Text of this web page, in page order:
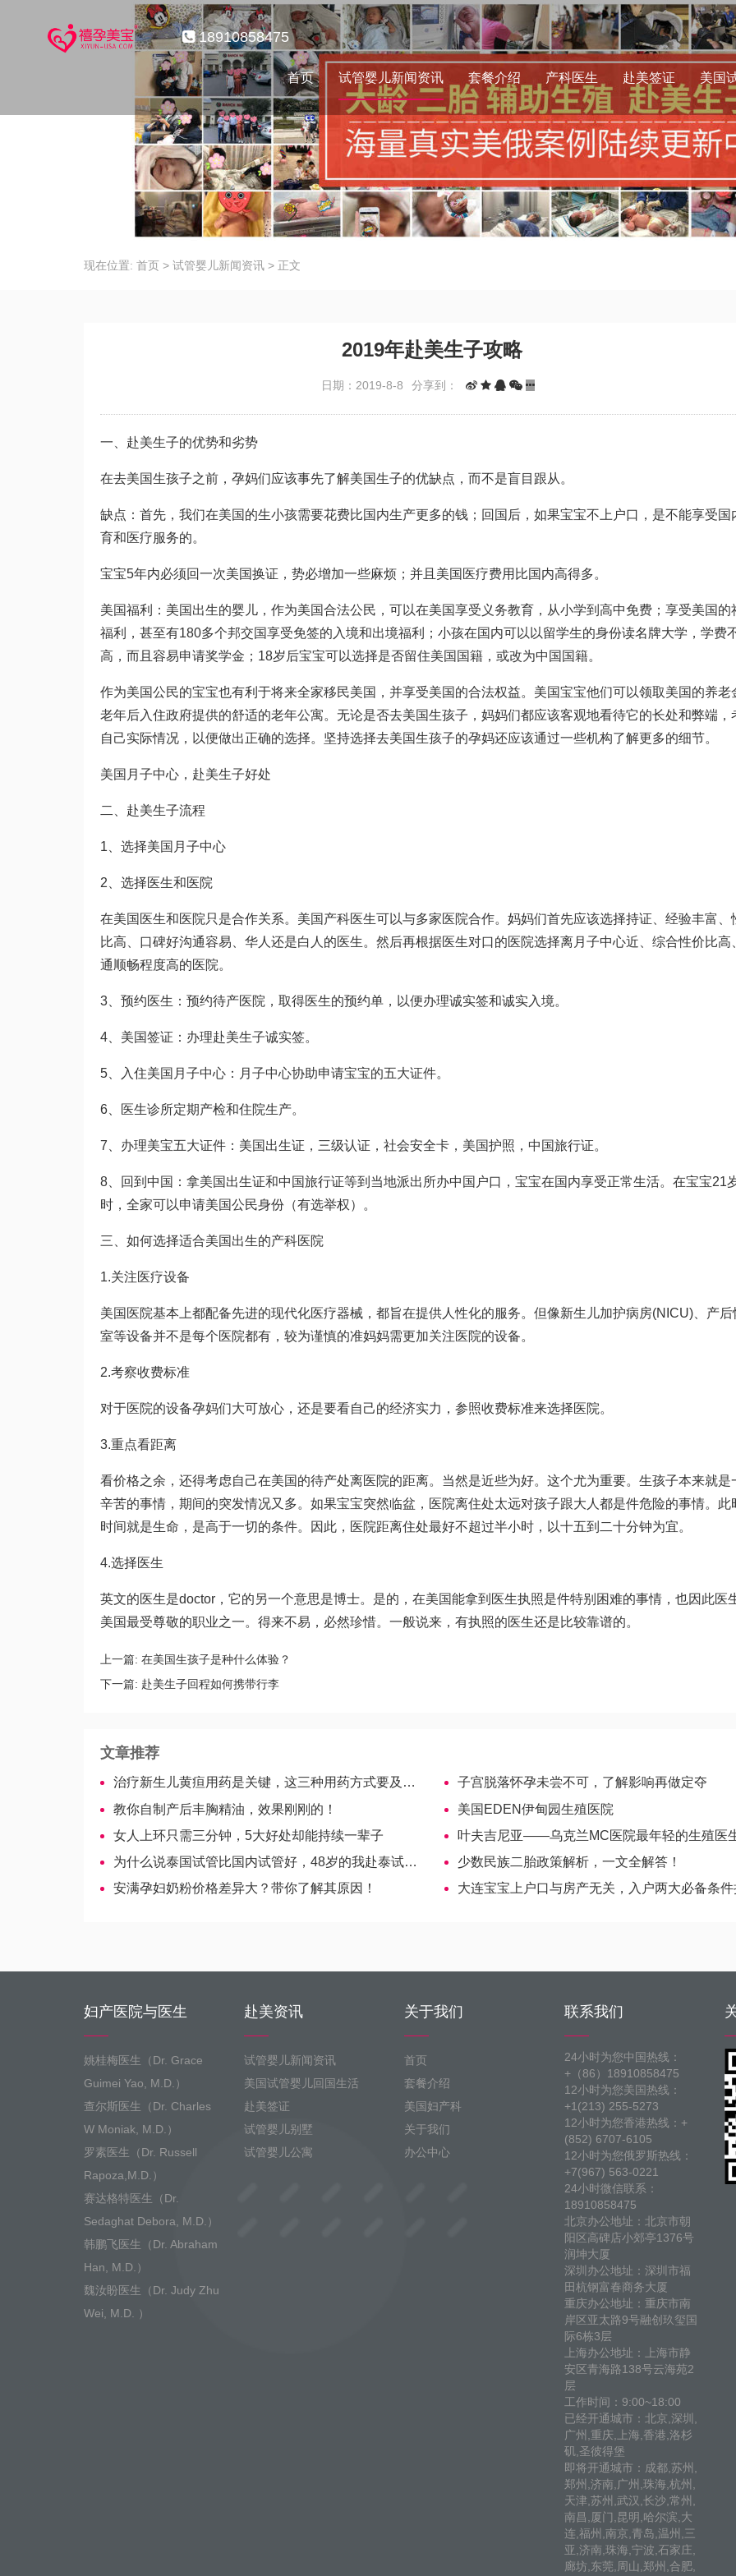
18910858475
首页 试管婴儿新闻资讯 套餐介绍 产科医生 赴美签证 美国
现在位置: 首页 > 试管婴儿新闻资讯 > 正文
2019年赴美生子攻略
日期：2019-8-8 分享到：
一、赴美生子的优势和劣势
在去美国生孩子之前，孕妈们应该事先了解美国生子的优缺点，而不是盲目跟从。
缺点：首先，我们在美国的生小孩需要花费比国内生产更多的钱；回国后，如果宝宝不上户口，是不能享受国
育和医疗服务的。
宝宝5年内必须回一次美国换证，势必增加一些麻烦；并且美国医疗费用比国内高得多。
美国福利：美国出生的婴儿，作为美国合法公民，可以在美国享受义务教育，从小学到高中免费；享受美国的
福利，甚至有180多个邦交国享受免签的入境和出境福利；小孩在国内可以以留学生的身份读名牌大学，学费
高，而且容易申请奖学金；18岁后宝宝可以选择是否留住美国国籍，或改为中国国籍。
作为美国公民的宝宝也有利于将来全家移民美国，并享受美国的合法权益。美国宝宝他们可以领取美国的养老
老年后入住政府提供的舒适的老年公寓。无论是否去美国生孩子，妈妈们都应该客观地看待它的长处和弊端，
自己实际情况，以便做出正确的选择。坚持选择去美国生孩子的孕妈还应该通过一些机构了解更多的细节。
美国月子中心，赴美生子好处
二、赴美生子流程
1、选择美国月子中心
2、选择医生和医院
在美国医生和医院只是合作关系。美国产科医生可以与多家医院合作。妈妈们首先应该选择持证、经验丰富、
比高、口碑好沟通容易、华人还是白人的医生。然后再根据医生对口的医院选择离月子中心近、综合性价比高
通顺畅程度高的医院。
3、预约医生：预约待产医院，取得医生的预约单，以便办理诚实签和诚实入境。
4、美国签证：办理赴美生子诚实签。
5、入住美国月子中心：月子中心协助申请宝宝的五大证件。
6、医生诊所定期产检和住院生产。
7、办理美宝五大证件：美国出生证，三级认证，社会安全卡，美国护照，中国旅行证。
8、回到中国：拿美国出生证和中国旅行证等到当地派出所办中国户口，宝宝在国内享受正常生活。在宝宝21
时，全家可以申请美国公民身份（有选举权）。
三、如何选择适合美国出生的产科医院
1.关注医疗设备
美国医院基本上都配备先进的现代化医疗器械，都旨在提供人性化的服务。但像新生儿加护病房(NICU)、产后
室等设备并不是每个医院都有，较为谨慎的准妈妈需更加关注医院的设备。
2.考察收费标准
对于医院的设备孕妈们大可放心，还是要看自己的经济实力，参照收费标准来选择医院。
3.重点看距离
看价格之余，还得考虑自己在美国的待产处离医院的距离。当然是近些为好。这个尤为重要。生孩子本来就是
辛苦的事情，期间的突发情况又多。如果宝宝突然临盆，医院离住处太远对孩子跟大人都是件危险的事情。此
时间就是生命，是高于一切的条件。因此，医院距离住处最好不超过半小时，以十五到二十分钟为宜。
4.选择医生
英文的医生是doctor，它的另一个意思是博士。是的，在美国能拿到医生执照是件特别困难的事情，也因此医
美国最受尊敬的职业之一。得来不易，必然珍惜。一般说来，有执照的医生还是比较靠谱的。
上一篇: 在美国生孩子是种什么体验？
下一篇: 赴美生子回程如何携带行李
文章推荐
治疗新生儿黄疸用药是关键，这三种用药方式要及时收藏
子宫脱落怀孕未尝不可，了解影响再做定夺
教你自制产后丰胸精油，效果刚刚的！
美国EDEN伊甸园生殖医院
女人上环只需三分钟，5大好处却能持续一辈子
叶夫吉尼亚——乌克兰MC医院最年轻的生殖医
为什么说泰国试管比国内试管好，48岁的我赴泰试管经历告诉你！
少数民族二胎政策解析，一文全解答！
安满孕妇奶粉价格差异大？带你了解其原因！
大连宝宝上户口与房产无关，入户两大必备条件抢
妇产医院与医生
姚桂梅医生（Dr. Grace
Guimei Yao, M.D.）
查尔斯医生（Dr. Charles
W Moniak, M.D.）
罗素医生（Dr. Russell
Rapoza,M.D.）
赛达格特医生（Dr.
Sedaghat Debora, M.D.）
韩鹏飞医生（Dr. Abraham
Han, M.D.）
魏汝盼医生（Dr. Judy Zhu
Wei, M.D. ）
赴美资讯
试管婴儿新闻资讯
美国试管婴儿回国生活
赴美签证
试管婴儿别墅
试管婴儿公寓
关于我们
首页
套餐介绍
美国妇产科
关于我们
办公中心
联系我们
24小时为您中国热线：
+（86）18910858475
12小时为您美国热线：
+1(213) 255-5273
12小时为您香港热线：+
(852) 6707-6105
12小时为您俄罗斯热线：
+7(967) 563-0221
24小时微信联系：
18910858475
北京办公地址：北京市朝
阳区高碑店小郊亭1376号
润坤大厦
深圳办公地址：深圳市福
田杭钢富春商务大厦
重庆办公地址：重庆市南
岸区亚太路9号融创玖玺国
际6栋3层
上海办公地址：上海市静
安区青海路138号云海苑2
层
工作时间：9:00~18:00
已经开通城市：北京,深圳,
广州,重庆,上海,香港,洛杉
矶,圣彼得堡
即将开通城市：成都,苏州,
郑州,济南,广州,珠海,杭州,
天津,苏州,武汉,长沙,常州,
南昌,厦门,昆明,哈尔滨,大
连,福州,南京,青岛,温州,三
亚,济南,珠海,宁波,石家庄,
廊坊,东莞,周山,郑州,合肥,